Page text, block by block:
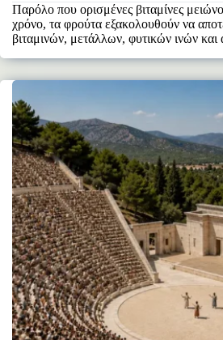
Παρόλο που ορισμένες βιταμίνες
χρόνο, τα φρούτα εξακολουθούν να
βιταμινών, μετάλλων, φυτικών ινών και